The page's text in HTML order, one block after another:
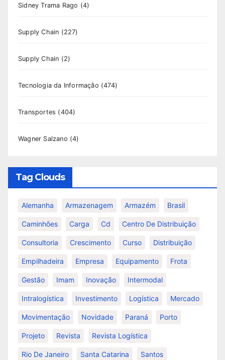
Sidney Trama Rago (4)
Supply Chain (227)
Supply Chain (2)
Tecnologia da Informação (474)
Transportes (404)
Wagner Salzano (4)
Tag Clouds
Alemanha Armazenagem Armazém Brasil
Caminhões Carga Cd Centro De Distribuição
Consultoria Crescimento Curso Distribuição
Empilhadeira Empresa Equipamento Frota
Gestão Imam Inovação Intermodal
Intralogística Investimento Logística Mercado
Movimentação Novidade Paraná Porto
Projeto Revista Revista Logística
Rio De Janeiro Santa Catarina Santos